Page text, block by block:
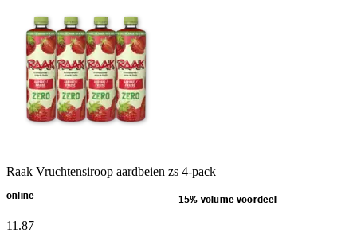
Raak Vruchtensiroop aardbeien zs 4-pack
online 15% volume voordeel
11 .87